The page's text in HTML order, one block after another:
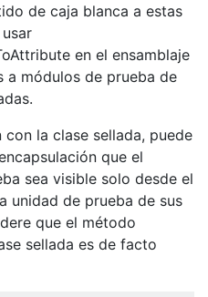
de caja blanca a estas
en el ensamblaje
a módulos de prueba de
con la clase sellada, puede
que el
sea visible solo desde el
unidad de prueba de sus
que el método
sellada es de facto